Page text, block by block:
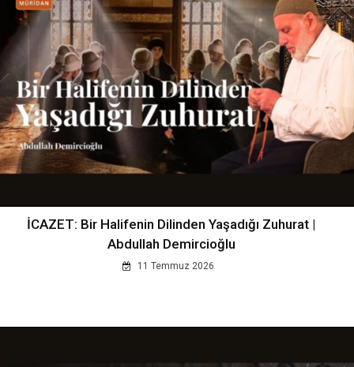
İCAZET: Bir Halifenin Dilinden Yaşadığı Zuhurat |
Abdullah Demircioğlu
11 Temmuz 2026